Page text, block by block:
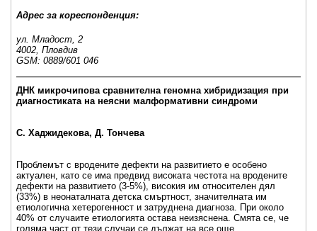
Адрес за кореспонденция:
ул. Младост, 2
4002, Пловдив
GSM: 0889/601 046
ДНК микрочипова сравнителна геномна хибридизация при
диагностиката на неясни малформативни синдроми
С. Хаджидекова, Д. Тончева
Проблемът с вродените дефекти на развитието е особено
актуален, като се има предвид високата честота на вродените
дефекти на развитието (3-5%), високия им относителен дял
(33%) в неонаталната детска смъртност, значителната им
етиологична хетерогенност и затруднена диагноза. При около
40% от случаите етиологията остава неизяснена. Смята се, че
голяма част от тези случаи се дължат на все още